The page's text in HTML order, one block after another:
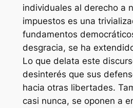
individuales al derecho a
impuestos es una
fundamentos
desgracia, se ha
Lo que delata este
desinterés que sus
hacia otras libertades.
casi nunca, se oponen a